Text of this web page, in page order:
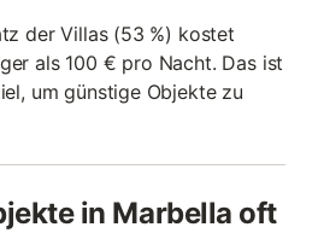
der Villas (53 %) kostet
als 100 € pro Nacht. Das ist
um günstige Objekte zu
in Marbella oft